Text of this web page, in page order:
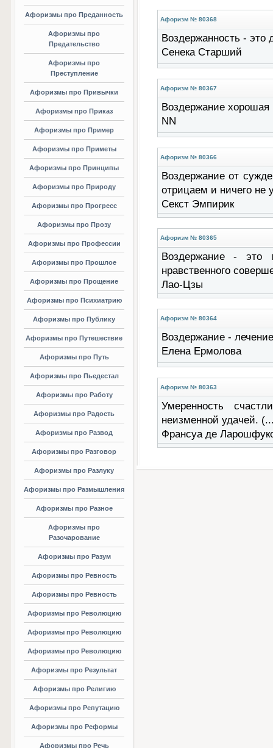
Афоризмы про Преданность
Афоризмы про
Предательство
Афоризмы про
Преступление
Афоризмы про Привычки
Афоризмы про Приказ
Афоризмы про Пример
Афоризмы про Приметы
Афоризмы про Принципы
Афоризмы про Природу
Афоризмы про Прогресс
Афоризмы про Прозу
Афоризмы про Профессии
Афоризмы про Прошлое
Афоризмы про Прощение
Афоризмы про Психиатрию
Афоризмы про Публику
Афоризмы про Путешествие
Афоризмы про Путь
Афоризмы про Пьедестал
Афоризмы про Работу
Афоризмы про Радость
Афоризмы про Развод
Афоризмы про Разговор
Афоризмы про Разлуку
Афоризмы про Размышления
Афоризмы про Разное
Афоризмы про
Разочарование
Афоризмы про Разум
Афоризмы про Ревность
Афоризмы про Ревность
Афоризмы про Революцию
Афоризмы про Революцию
Афоризмы про Революцию
Афоризмы про Результат
Афоризмы про Религию
Афоризмы про Репутацию
Афоризмы про Реформы
Афоризмы про Речь
Афоризм № 80368
Воздержанность - это
Сенека Старший
Афоризм № 80367
Воздержание
NN
Афоризм № 80366
Воздержание от
отрицаем и ничего не
Секст Эмпирик
Афоризм № 80365
Воздержание - это
нравственного
Лао-Цзы
Афоризм № 80364
Воздержание -
Елена Ермолова
Афоризм № 80363
Умеренность
неизменной удачей.
Франсуа де